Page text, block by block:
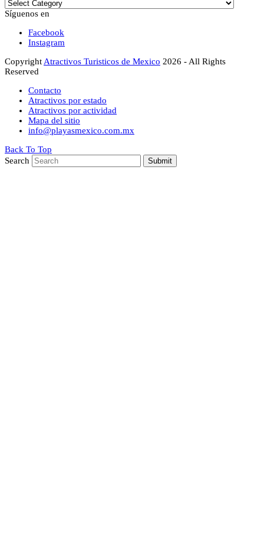
Síguenos en
Facebook
Instagram
Copyright Atractivos Turisticos de Mexico 2026 - All Rights
Reserved
Contacto
Atractivos por estado
Atractivos por actividad
Mapa del sitio
info@playasmexico.com.mx
Back To Top
Search
Submit